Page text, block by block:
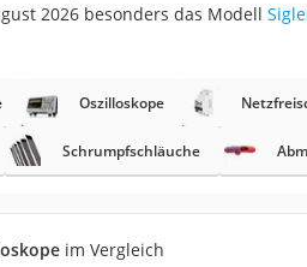
mit Elektrostart
Palmen
2026 besonders das Modell
Oszilloskope
Schrumpfschläuche
im Vergleich